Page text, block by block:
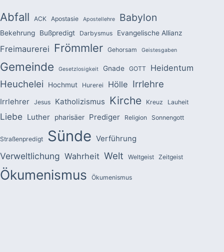
Abfall ACK Apostasie Apostellehre Babylon
Bekehrung Bußpredigt Darbysmus Evangelische Allianz
Freimaurerei Frömmler Gehorsam Geistesgaben
Gemeinde Gesetzlosigkeit Gnade GOTT Heidentum
Heuchelei Hochmut Hurerei Hölle Irrlehre
Irrlehrer Jesus Katholizismus Kirche Kreuz Lauheit
Liebe Luther pharisäer Prediger Religion Sonnengott
Straßenpredigt Sünde Verführung
Verweltlichung Wahrheit Welt Weltgeist Zeitgeist
Ökumenismus Ökumenismus